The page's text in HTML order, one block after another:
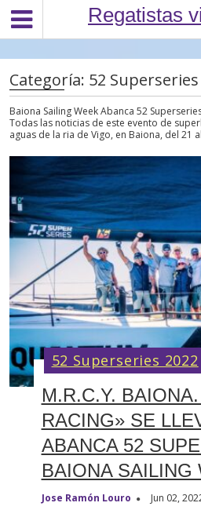
Regatistas
Categoría: 52 Superseries
Baiona Sailing Week Abanca 52
Todas las noticias de este evento de
aguas de la ria de Vigo, en Baiona, del 21
M.R.C.Y.
RACING» SE
ABANCA 52
BAIONA SAILING
Jose Ramón Louro Jun 02,
52 Superseries 2022